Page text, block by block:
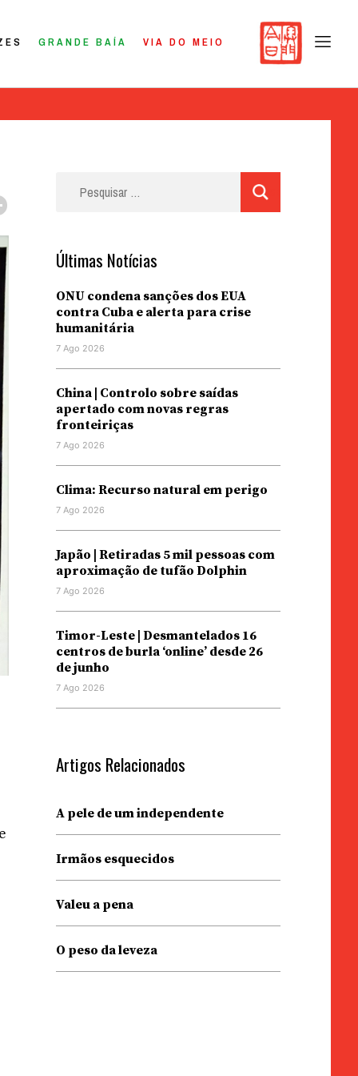
GRANDE BAÍA VIA DO MEIO
Últimas Notícias
ONU condena sanções dos EUA
contra Cuba e alerta para crise
humanitária
7 Ago 2026
China | Controlo sobre saídas
apertado com novas regras
fronteiriças
7 Ago 2026
Clima: Recurso natural em perigo
7 Ago 2026
Japão | Retiradas 5 mil pessoas com
aproximação de tufão Dolphin
7 Ago 2026
Timor-Leste | Desmantelados 16
centros de burla ‘online’ desde 26
de junho
7 Ago 2026
Artigos Relacionados
A pele de um independente
Irmãos esquecidos
Valeu a pena
O peso da leveza